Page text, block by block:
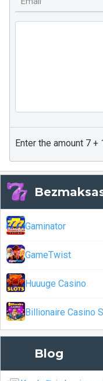
Enter the amount 7 +
Gaminator
GameTwist
Huuuge Casino
Billionaire Casino
Blog